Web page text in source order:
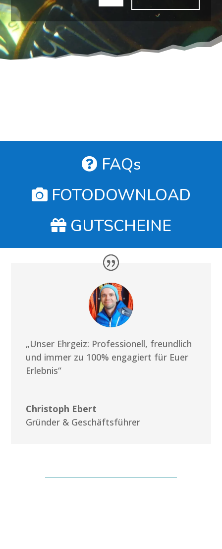
FAQs
FOTODOWNLOAD
GUTSCHEINE
„Unser Ehrgeiz: Professionell, freundlich
und immer zu 100% engagiert für Euer
Erlebnis“
Christoph Ebert
Gründer & Geschäftsführer